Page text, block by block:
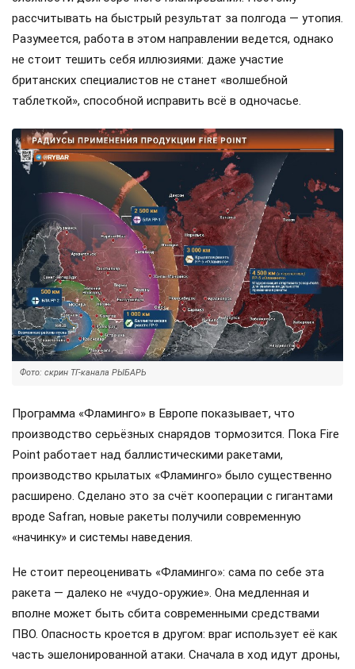
рассчитывать на быстрый результат за полгода — утопия.
Разумеется, работа в этом направлении ведется, однако
не стоит тешить себя иллюзиями: даже участие
британских специалистов не станет «волшебной
таблеткой», способной исправить всё в одночасье.
Фото: скрин ТГ-канала РЫБАРЬ
Программа «Фламинго» в Европе показывает, что
производство серьёзных снарядов тормозится. Пока Fire
Point работает над баллистическими ракетами,
производство крылатых «Фламинго» было существенно
расширено. Сделано это за счёт кооперации с гигантами
вроде Safran, новые ракеты получили современную
«начинку» и системы наведения.
Не стоит переоценивать «Фламинго»: сама по себе эта
ракета — далеко не «чудо-оружие». Она медленная и
вполне может быть сбита современными средствами
ПВО. Опасность кроется в другом: враг использует её как
часть эшелонированной атаки. Сначала в ход идут дроны,